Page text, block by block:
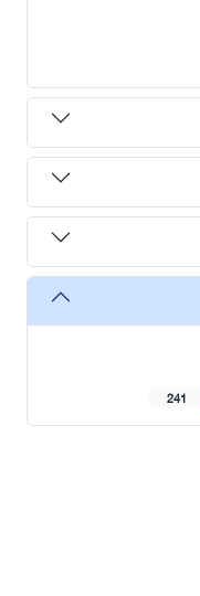
241